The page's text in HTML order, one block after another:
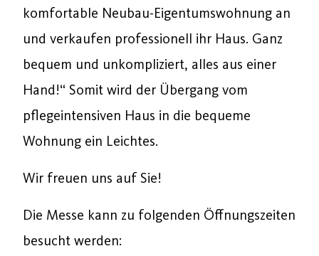
komfortable Neubau-Eigentumswohnung an
und verkaufen professionell ihr Haus. Ganz
bequem und unkompliziert, alles aus einer
Hand!“ Somit wird der Übergang vom
pflegeintensiven Haus in die bequeme
Wohnung ein Leichtes.
Wir freuen uns auf Sie!
Die Messe kann zu folgenden Öffnungszeiten
besucht werden: